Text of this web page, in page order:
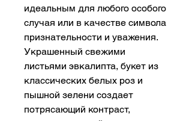
идеальным для любого особого
случая или в качестве символа
признательности и уважения.
Украшенный свежими
листьями эвкалипта, букет из
классических белых роз и
пышной зелени создает
потрясающий контраст,